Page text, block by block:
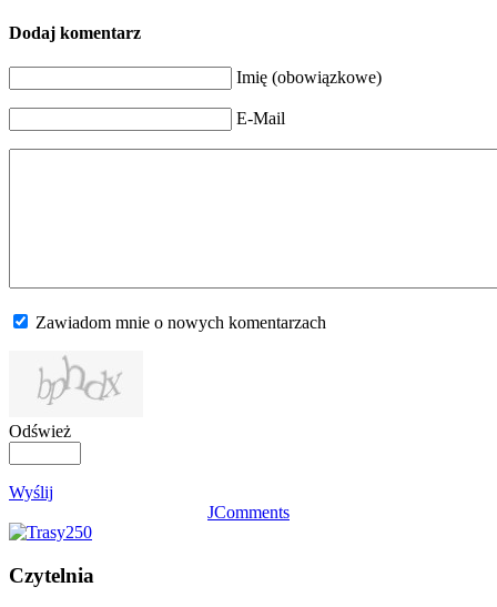
Dodaj komentarz
Imię (obowiązkowe)
E-Mail
Zawiadom mnie o nowych komentarzach
Odśwież
Wyślij
JComments
Czytelnia